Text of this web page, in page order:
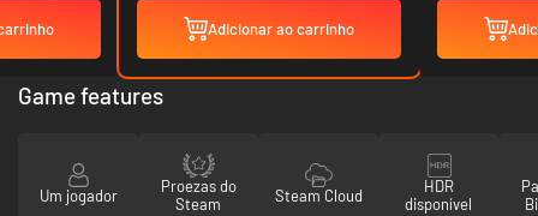
Adicionar ao carrinho
Game features
Um jogador
Proezas do
Steam
Steam Cloud
HDR
disponível